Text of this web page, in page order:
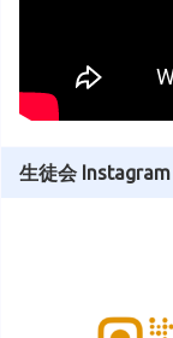
生徒会 Instagram